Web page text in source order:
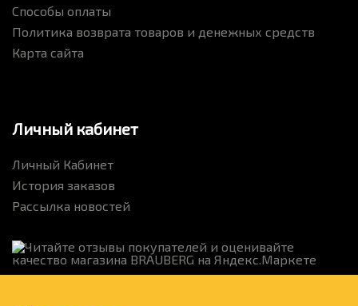
Способы оплаты
Политика возврата товаров и денежных средств
Карта сайта
Личный кабинет
Личный Кабинет
История заказов
Рассылка новостей